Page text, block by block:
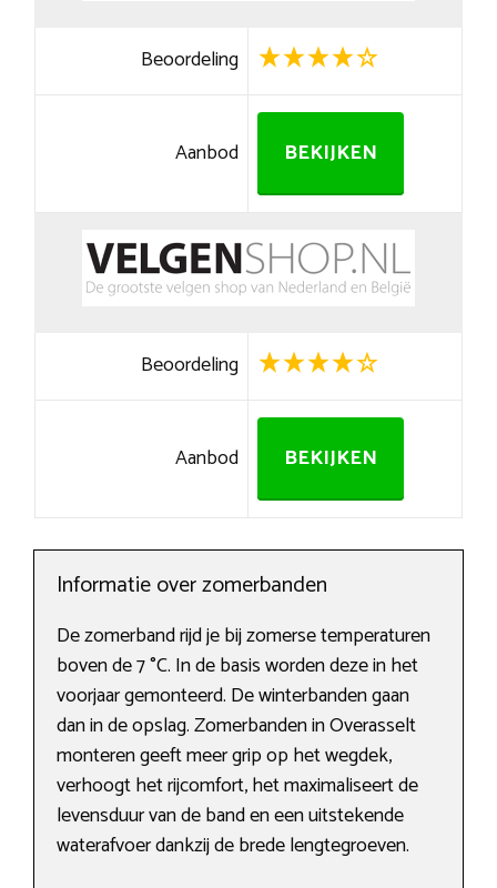
Beoordeling
Aanbod BEKIJKEN
Beoordeling
Aanbod BEKIJKEN
Informatie over zomerbanden
De zomerband rijd je bij zomerse temperaturen
boven de 7 °C. In de basis worden deze in het
voorjaar gemonteerd. De winterbanden gaan
dan in de opslag. Zomerbanden in Overasselt
monteren geeft meer grip op het wegdek,
verhoogt het rijcomfort, het maximaliseert de
levensduur van de band en een uitstekende
waterafvoer dankzij de brede lengtegroeven.